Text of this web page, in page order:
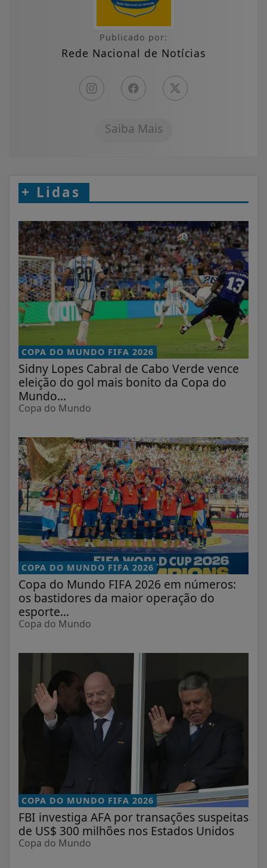
Publicado por:
Rede Nacional de Notícias
Saiba Mais
+ Lidas
COPA DO MUNDO FIFA 2026
Sidny Lopes Cabral de Cabo Verde vence
eleição do gol mais bonito da Copa do
Mundo...
Copa do Mundo
COPA DO MUNDO FIFA 2026
Copa do Mundo FIFA 2026 em números:
os bastidores da maior operação do
esporte...
Copa do Mundo
COPA DO MUNDO FIFA 2026
FBI investiga AFA por transações suspeitas
de US$ 300 milhões nos Estados Unidos
Copa do Mundo